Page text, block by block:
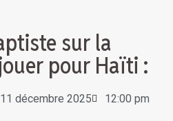
sur la
pour Haïti :
11 décembre 2025 12:00 pm